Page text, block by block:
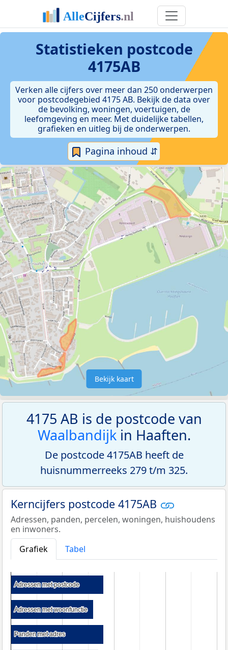
Statistieken postcode
4175AB
Verken alle cijfers over meer dan 250 onderwerpen
voor postcodegebied 4175 AB. Bekijk de data over
de bevolking, woningen, voertuigen, de
leefomgeving en meer. Met duidelijke tabellen,
grafieken en uitleg bij de onderwerpen.
Pagina inhoud ⇵
Bekijk kaart
4175 AB is de postcode van
Waalbandijkin Haaften.
De postcode 4175AB heeft de
huisnummerreeks 279 t/m 325.
Kerncijfers postcode 4175AB
Adressen, panden, percelen, woningen, huishoudens
en inwoners.
Grafiek
Tabel
Adressen met postcode
Adressen met postcode
Adressen met woonfunctie
Adressen met woonfunctie
Panden met adres
Panden met adres